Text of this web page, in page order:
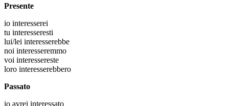
Presente
io interesserei
tu interesseresti
lui/lei interesserebbe
noi interesseremmo
voi interessereste
loro interesserebbero
Passato
io avrei interessato